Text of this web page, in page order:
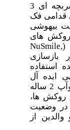
در این مطالعه پسربچه ای 3
فک
بیهوشی
های
NuSmile,
ایده آل
کودک نیز بازگردد. بیمار تحت فالوآپ 2 ساله
ها،
وضعیت
از